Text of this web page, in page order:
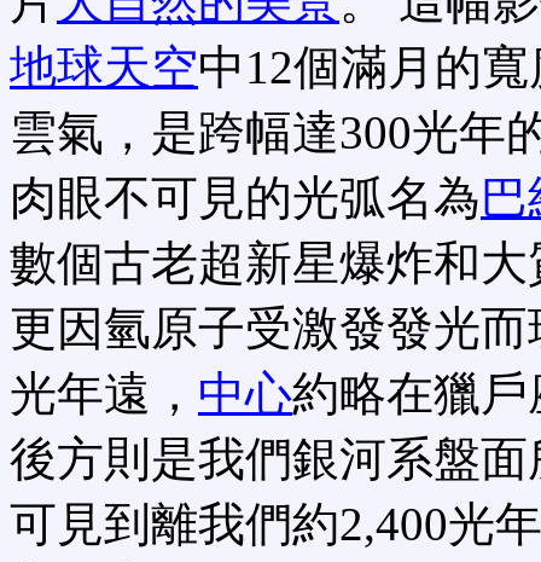
地球天空中12個滿月的
雲氣，是跨幅達300光年
肉眼不可見的光弧名為巴
數個古老超新星爆炸和
更因氫原子受激發發光
光年遠， 中心約略在獵
後方則是我們銀河系盤
可見到離我們約2,400光